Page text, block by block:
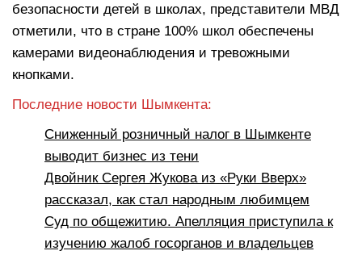
безопасности детей в школах, представители МВД
отметили, что в стране 100% школ обеспечены
камерами видеонаблюдения и тревожными
кнопками.
Последние новости Шымкента:
Сниженный розничный налог в Шымкенте
выводит бизнес из тени
Двойник Сергея Жукова из «Руки Вверх»
рассказал, как стал народным любимцем
Суд по общежитию. Апелляция приступила к
изучению жалоб госорганов и владельцев